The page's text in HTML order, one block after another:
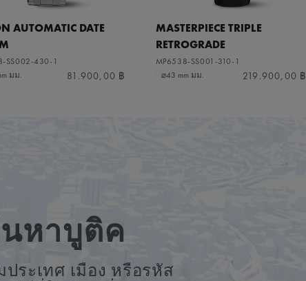
AUTOMATIC DATE
SS002-430-1
มม.
81.900,00 ฿
MASTERPIECE TRIPLE
RETROGRADE
MP6538-SS001-310-1
⌀43 mm มม.
219.900,00 ฿
หาบูติค
ระเทศ เมือง หรือรหัส